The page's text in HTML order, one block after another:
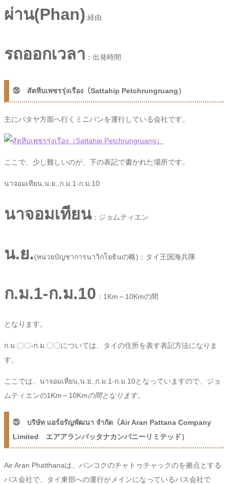
ผ่าน(Phan):経由
รถออกเวลา ：出発時間
㉖ สัตหีบเพชรรุ่งเรือง（Sattahip Petchrungruang）
主にパタヤ方面へ行くミニバンを運行している会社です。
ここで、少し難しいのが、下の表記で書かれた場所です。
นาจอมเทียน,น.ย.,ก.ม.1-ก.ม.10
นาจอมเทียน：ジョムティエン
น.ย.(หน่วยบัญชาการนาวิกโยธินの略)：タイ王国海兵隊
ก.ม.1-ก.ม.10 ：1Km～10Kmの間
となります。
ก.ม.〇〇-ก.ม.〇〇については、タイの住所を表す表記方法になりま
す。
ここでは、 นาจอมเทียน,น.ย.,ก.ม.1-ก.ม.10となっていますので、ジョ
ムティエンの1Km～10Kmの間となります。
㉕ บริษัท แอร์อรัญพัฒนา จำกัด （Air Aran Pattana Company
Limited エアアランパッタナカンパニーリミテッド）
Air Aran Phatthanaは、バンコクのチャトゥチャックのを拠点とする
バス会社で、タイ東部への運行がメインになっているバス会社で